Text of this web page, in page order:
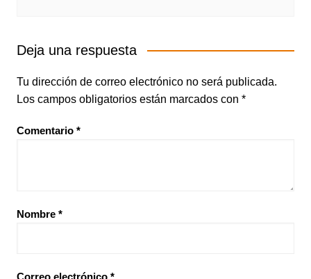
Deja una respuesta
Tu dirección de correo electrónico no será publicada.
Los campos obligatorios están marcados con *
Comentario *
Nombre *